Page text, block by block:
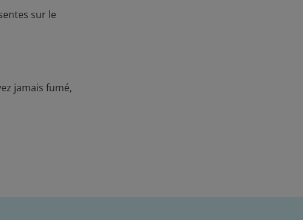
sur le
jamais fumé,